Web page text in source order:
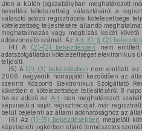
úton a külön jogszabályban meghatározott
bevallási kötelezettség választásáról a
választó adózó regisztrációs kötelezettsége
kötelezettség teljesítésére állandó
meghatalmazás vagy megbízás keltét
adóazonosító számát. Az Art. 31. § (2)
(4) A (2)–(3) bekezdésben nem
adatszolgáltatási kötelezettséget elektronikus
teljesíti.
(5) A (2)–(3) bekezdésben nem említett, az
2006. negyedik hónapjától kezdődően az
szerinti Központi Elektronikus Szolgáltató
követően e kötelezettsége teljesítéséről 8
ha az adózó az Art. -ben meghatározott
képviselő a saját regisztrációját, már
belül bejelenti az állami adóhatósághoz az
(6) Az (1)–(5) bekezdésekben megjelölt
képviseleti jogkörben eljáró természetes